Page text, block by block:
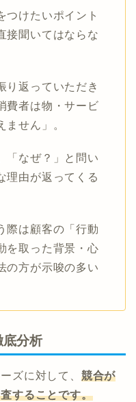
つけたいポイント
接聞いてはならな
り返っていただき
費者は物・サービ
ません」。
「なぜ？」と問い
理由が返ってくる
際は顧客の「行動
を取った背景・心
の方が示唆の多い
分析
ズに対して、 競合が
することです。